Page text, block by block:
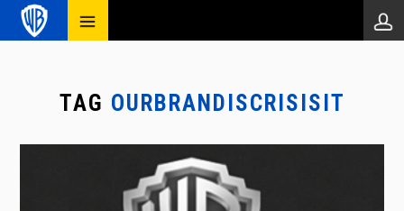
TAG OURBRANDISCRISISIT